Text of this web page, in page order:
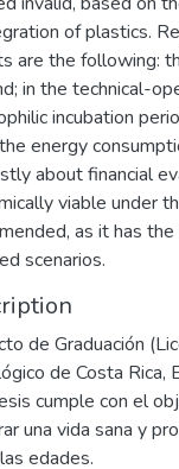
of plastics.
are the following:
in the technical-
incubation
energy
about financial
viable under
as it has
scenarios.
de Graduación
de Costa Rica,
cumple con el
una vida sana y
edades.